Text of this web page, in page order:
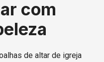
com
de altar de igreja